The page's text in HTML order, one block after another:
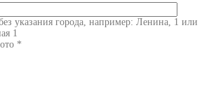
указания города, например: Ленина, 1 или
1
*